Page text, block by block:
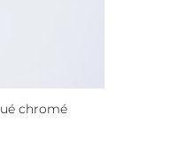
chromé